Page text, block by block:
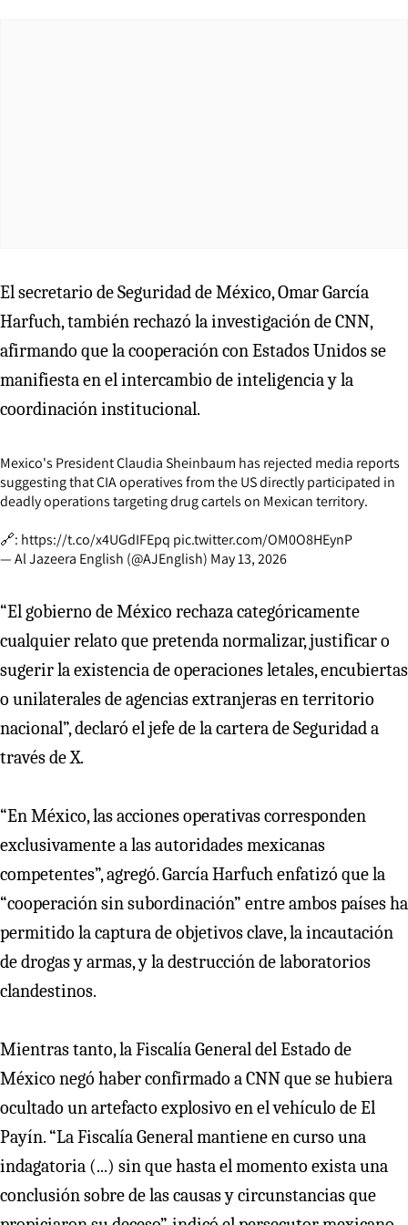
El secretario de Seguridad de México, Omar García
Harfuch, también rechazó la investigación de CNN,
afirmando que la cooperación con Estados Unidos se
manifiesta en el intercambio de inteligencia y la
coordinación institucional.
Mexico's President Claudia Sheinbaum has rejected media reports
suggesting that CIA operatives from the US directly participated in
deadly operations targeting drug cartels on Mexican territory.
🔗: https://t.co/x4UGdIFEpq pic.twitter.com/OM0O8HEynP
— Al Jazeera English (@AJEnglish) May 13, 2026
“El gobierno de México rechaza categóricamente
cualquier relato que pretenda normalizar, justificar o
sugerir la existencia de operaciones letales, encubiertas
o unilaterales de agencias extranjeras en territorio
nacional”, declaró el jefe de la cartera de Seguridad a
través de X.
“En México, las acciones operativas corresponden
exclusivamente a las autoridades mexicanas
competentes”, agregó. García Harfuch enfatizó que la
“cooperación sin subordinación” entre ambos países ha
permitido la captura de objetivos clave, la incautación
de drogas y armas, y la destrucción de laboratorios
clandestinos.
Mientras tanto, la Fiscalía General del Estado de
México negó haber confirmado a CNN que se hubiera
ocultado un artefacto explosivo en el vehículo de El
Payín. “La Fiscalía General mantiene en curso una
indagatoria (...) sin que hasta el momento exista una
conclusión sobre de las causas y circunstancias que